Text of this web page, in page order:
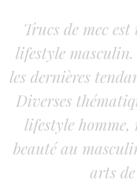
Trucs de mec
lifestyle
les dernières
Diverses
lifestyle homme,
beauté au
arts